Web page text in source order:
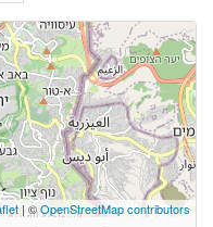
| ©OpenStreetMap contributors